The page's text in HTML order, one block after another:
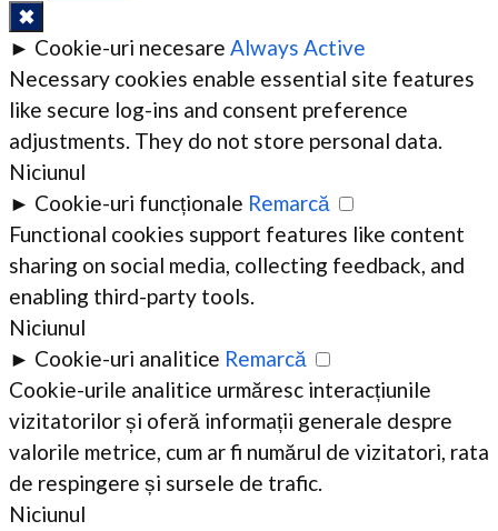
✖
► Cookie-uri necesare Always Active
Necessary cookies enable essential site features
like secure log-ins and consent preference
adjustments. They do not store personal data.
Niciunul
► Cookie-uri funcționale Remarcă
Functional cookies support features like content
sharing on social media, collecting feedback, and
enabling third-party tools.
Niciunul
► Cookie-uri analitice Remarcă
Cookie-urile analitice urmăresc interacțiunile
vizitatorilor și oferă informații generale despre
valorile metrice, cum ar fi numărul de vizitatori, rata
de respingere și sursele de trafic.
Niciunul